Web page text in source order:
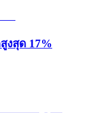
งสุด 17%